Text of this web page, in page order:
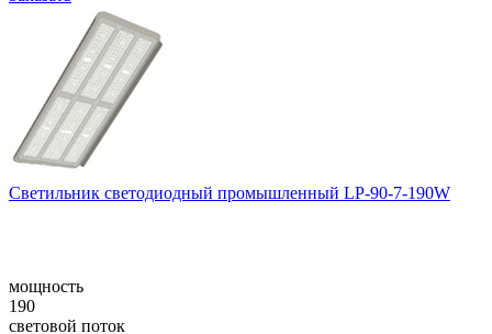
Светильник светодиодный промышленный LP-90-7-190W
мощность
190
световой поток